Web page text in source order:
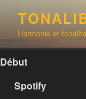
contenu
principal
Harmonie et
Début
Spotify